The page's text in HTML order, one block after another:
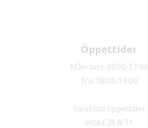
Öppettider
Mån-tors: 08:00-17:00
Fre: 08:00-16:00
Särskilda öppettider
vecka 28 & 31